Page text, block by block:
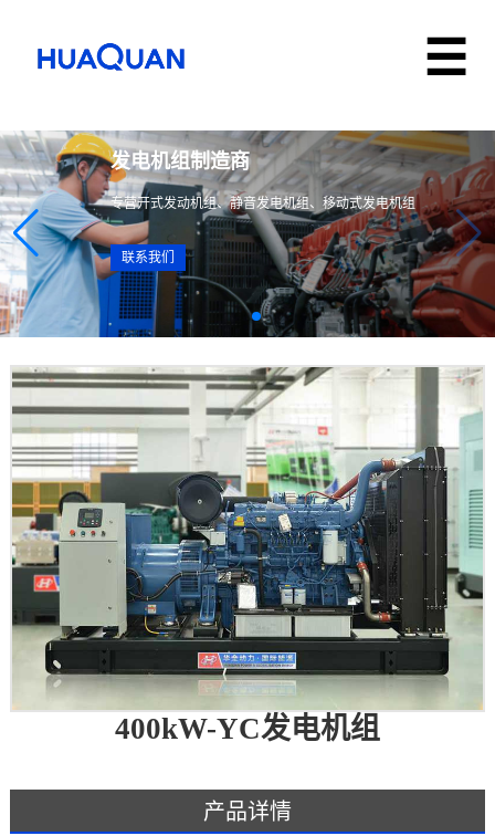
发电机组制造商
专营开式发动机组、静音发电机组、移动式发电机组
联系我们
400kW-YC发电机组
产品详情